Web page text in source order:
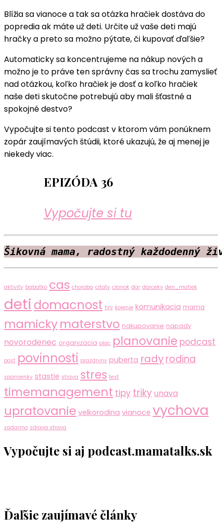
Blížia sa vianoce a tak sa otázka hračiek dostáva do
popredia ak máte už deti. Určite už vaše deti majú
hračky a preto sa možno pýtate, či kupovať ďaľšie?
Automaticky sa koncentrujeme na nákup nových a
možno je to práve ten správny čas sa trochu zamyslieť
nad otázkou, koľko hračiek je dosť a koľko hračiek
naše deti skutočne potrebujú aby mali šťastné a
spokojné destvo?
Vypočujte si tento podcast v ktorom vám ponúknem
zopár zaujímavých štúdii, ktoré ukazujú, že aj menej je
niekedy viac.
EPIZÓDA 36
Vypočujte si tu
Šikovná mama, radostný každodenný
aktivity babatko cas choroba citaty clanok dar darceky den_matiek
deti domacnost hry kojenie komunikacia mama
mamickymaterstvo nakupovanie napady
novorodenec organizacia plac planovanie podcast
post povinnosti prazdniny puberta radyrodina
spomienky stastie strava stres test
timemanagement tipy triky unava
upratovanie velkorodina vianoce vychova
zadarmo zdrava strava
Vypočujte si aj podcast.mamatalks.sk
Ďaľšie zaujímavé články